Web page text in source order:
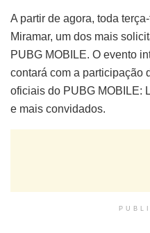
A partir de agora, toda
Miramar, um dos mais
PUBG MOBILE. O evento
contará com a participação
oficiais do PUBG MOBILE:
e mais convidados.